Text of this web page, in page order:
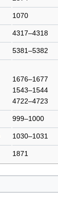
1070
4317–4318
5381–5382
1676–1677
1543–1544
4722–4723
999–1000
1030–1031
1871